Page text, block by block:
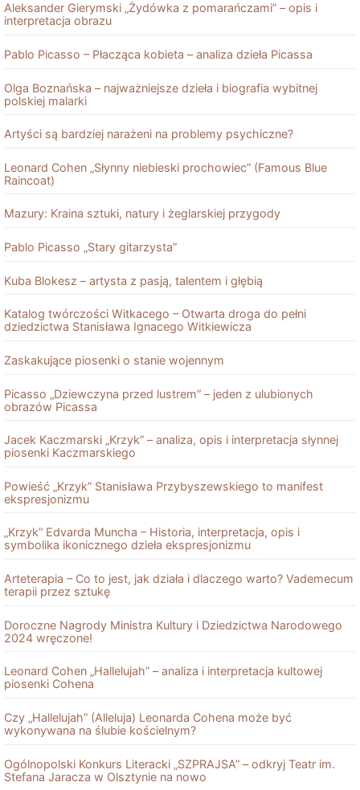
Aleksander Gierymski „Żydówka z pomarańczami” – opis i
interpretacja obrazu
Pablo Picasso – Płacząca kobieta – analiza dzieła Picassa
Olga Boznańska – najważniejsze dzieła i biografia wybitnej
polskiej malarki
Artyści są bardziej narażeni na problemy psychiczne?
Leonard Cohen „Słynny niebieski prochowiec” (Famous Blue
Raincoat)
Mazury: Kraina sztuki, natury i żeglarskiej przygody
Pablo Picasso „Stary gitarzysta”
Kuba Blokesz – artysta z pasją, talentem i głębią
Katalog twórczości Witkacego – Otwarta droga do pełni
dziedzictwa Stanisława Ignacego Witkiewicza
Zaskakujące piosenki o stanie wojennym
Picasso „Dziewczyna przed lustrem” – jeden z ulubionych
obrazów Picassa
Jacek Kaczmarski „Krzyk” – analiza, opis i interpretacja słynnej
piosenki Kaczmarskiego
Powieść „Krzyk” Stanisława Przybyszewskiego to manifest
ekspresjonizmu
„Krzyk” Edvarda Muncha – Historia, interpretacja, opis i
symbolika ikonicznego dzieła ekspresjonizmu
Arteterapia – Co to jest, jak działa i dlaczego warto? Vademecum
terapii przez sztukę
Doroczne Nagrody Ministra Kultury i Dziedzictwa Narodowego
2024 wręczone!
Leonard Cohen „Hallelujah” – analiza i interpretacja kultowej
piosenki Cohena
Czy „Hallelujah” (Alleluja) Leonarda Cohena może być
wykonywana na ślubie kościelnym?
Ogólnopolski Konkurs Literacki „SZPRAJSA” – odkryj Teatr im.
Stefana Jaracza w Olsztynie na nowo